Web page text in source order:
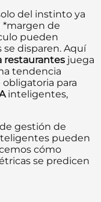
del instinto ya
*margen de
pueden
se disparen. Aquí
restaurantes juega
tendencia
para
inteligentes,
gestión de
pueden
cómo
se predicen